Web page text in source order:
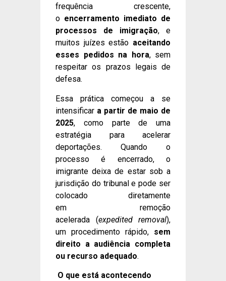
frequência crescente,
o encerramento imediato de
processos de imigração, e
muitos juízes estão aceitando
esses pedidos na hora, sem
respeitar os prazos legais de
defesa.
Essa prática começou a se
intensificar a partir de maio de
2025, como parte de uma
estratégia para acelerar
deportações. Quando o
processo é encerrado, o
imigrante deixa de estar sob a
jurisdição do tribunal e pode ser
colocado diretamente
em remoção
acelerada (expedited removal),
um procedimento rápido, sem
direito a audiência completa
ou recurso adequado.
O que está acontecendo